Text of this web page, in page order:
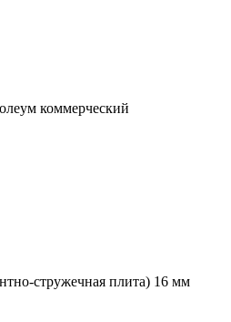
коммерческий
стружечная плита) 16 мм